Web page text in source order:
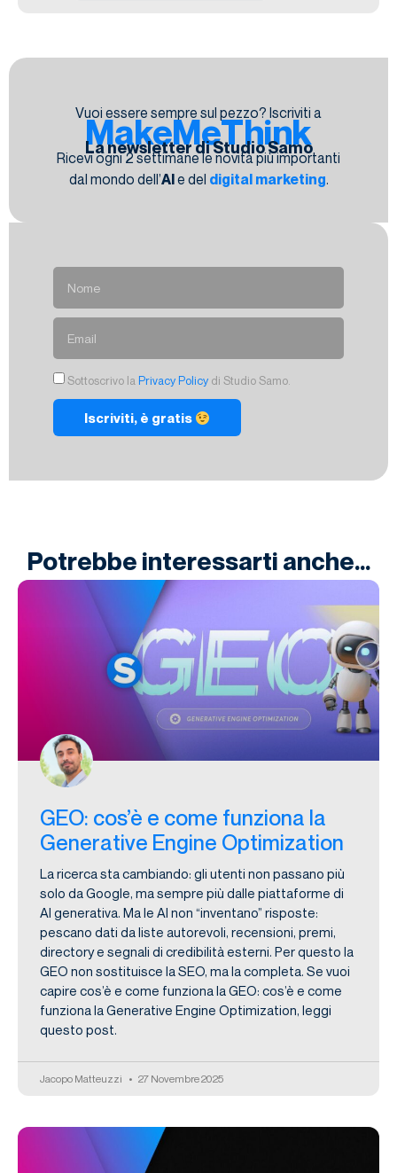
Vuoi essere sempre sul pezzo? Iscriviti a
MakeMeThink
La newsletter di Studio Samo
Ricevi ogni 2 settimane le novità più importanti
dal mondo dell’AIe del digital marketing.
Sottoscrivo la Privacy Policy di Studio Samo.
Iscriviti, è gratis
Potrebbe interessarti anche...
GEO: cos’è e come funziona la
Generative Engine Optimization
La ricerca sta cambiando: gli utenti non passano più
solo da Google, ma sempre più dalle piattaforme di
AI generativa. Ma le AI non “inventano” risposte:
pescano dati da liste autorevoli, recensioni, premi,
directory e segnali di credibilità esterni. Per questo la
GEO non sostituisce la SEO, ma la completa. Se vuoi
capire cos’è e come funziona la GEO: cos’è e come
funziona la Generative Engine Optimization, leggi
questo post.
Jacopo Matteuzzi 27 Novembre 2025